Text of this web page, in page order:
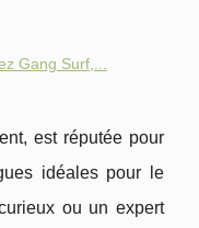
Gang Surf,...
est réputée pour
idéales pour le
ou un expert